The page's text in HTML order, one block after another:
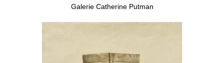
Galerie Catherine Putman